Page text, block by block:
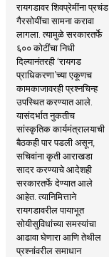
रायगडावर शिवप्रेमींना प्रचंड
गैरसोयींचा सामना करावा
लागला. त्यामुळे सरकारतर्फे
६०० कोटींचा निधी
दिल्यानंतरही ‘रायगड
प्राधिकरणा’च्या एकूणच
कामकाजावरही प्रश्नचिन्ह
उपस्थित करण्यात आले.
यासंदर्भात नुकतीच
सांस्कृतिक कार्यमंत्रालयाची
बैठकही पार पडली असून,
सचिवांना कृती आराखडा
सादर करण्याचे आदेशही
सरकारतर्फे देण्यात आले
आहेत. त्यानिमित्ताने
रायगडावरील पायाभूत
सोयीसुविधांच्या समस्यांचा
आढावा घेणारा आणि तेथील
प्रश्नांवरील समाधान